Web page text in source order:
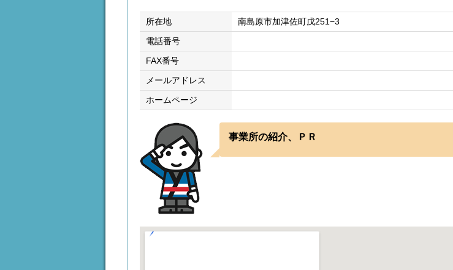
所在地 南島原市加津佐町戊251−3
電話番号
FAX番号
メールアドレス
ホームページ
事業所の紹介、ＰＲ